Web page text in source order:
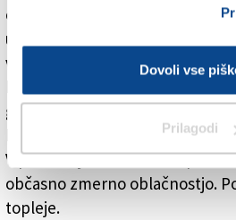
Dovoli vse
Prilagodi
obrobno, spet pronical proti
urah bo deloma destabiliziral
več oblakov in mestoma ne gre
gorskem svetu, ni pa povsem
kakšen omejen pojav lahko
V ponedeljek in torek bo
občasno zmerno oblačnostjo.
topleje.